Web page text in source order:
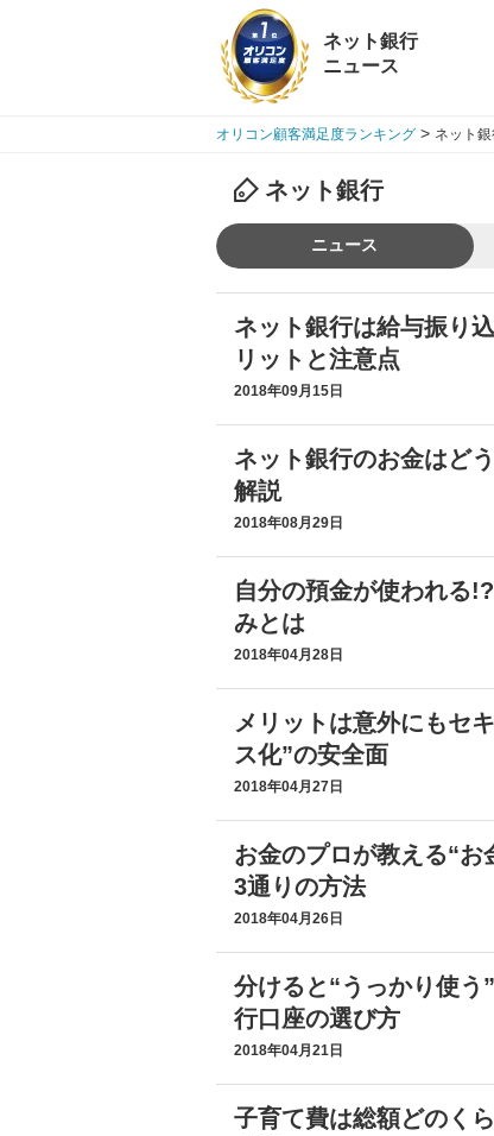
ネット銀行
ニュース
オリコン顧客満足度ランキング > ネット
ネット銀行
ニュース
ネット銀行は給与振り
リットと注意点
2018年09月15日
ネット銀行のお金はど
解説
2018年08月29日
自分の預金が使われる
みとは
2018年04月28日
メリットは意外にもセ
ス化”の安全面
2018年04月27日
お金のプロが教える“
3通りの方法
2018年04月26日
分けると“うっかり使
行口座の選び方
2018年04月21日
子育て費は総額どのく